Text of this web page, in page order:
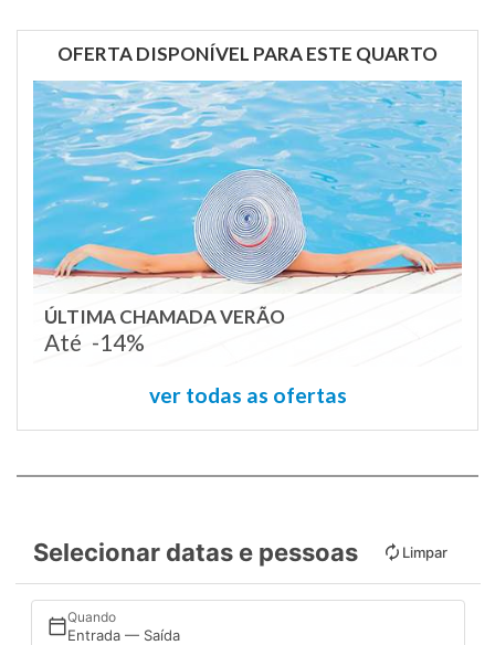
OFERTA DISPONÍVEL PARA ESTE QUARTO
ÚLTIMA CHAMADA VERÃO
Até -14%
ver todas as ofertas
Selecionar datas e pessoas Limpar
Quando
Entrada — Saída